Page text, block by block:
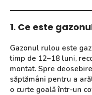
1. Ce este
Gazonul rulou este
timp de 12–18 luni,
montat. Spre
săptămâni pentru a
o curte goală într-un